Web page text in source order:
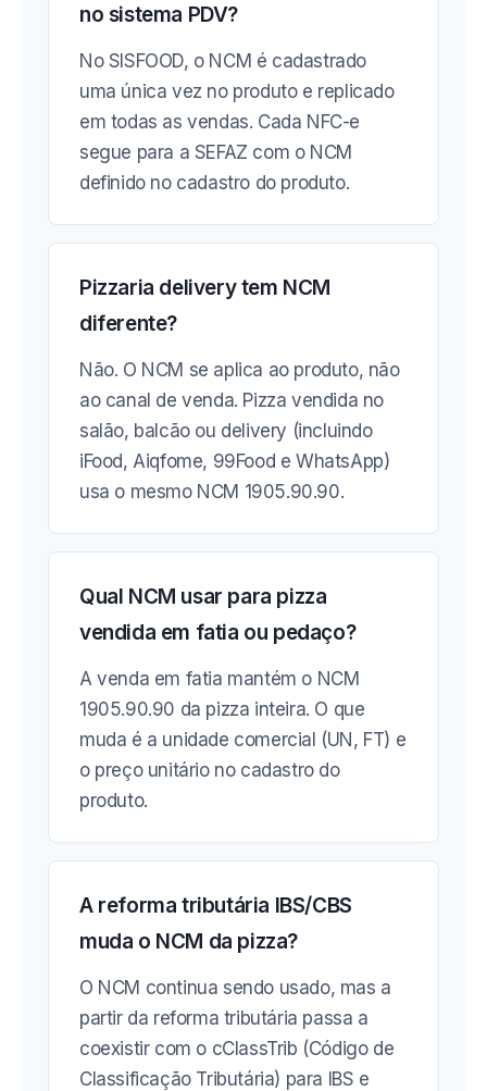
no sistema PDV?
No SISFOOD, o NCM é cadastrado
uma única vez no produto e replicado
em todas as vendas. Cada NFC-e
segue para a SEFAZ com o NCM
definido no cadastro do produto.
Pizzaria delivery tem NCM
diferente?
Não. O NCM se aplica ao produto, não
ao canal de venda. Pizza vendida no
salão, balcão ou delivery (incluindo
iFood, Aiqfome, 99Food e WhatsApp)
usa o mesmo NCM 1905.90.90.
Qual NCM usar para pizza
vendida em fatia ou pedaço?
A venda em fatia mantém o NCM
1905.90.90 da pizza inteira. O que
muda é a unidade comercial (UN, FT) e
o preço unitário no cadastro do
produto.
A reforma tributária IBS/CBS
muda o NCM da pizza?
O NCM continua sendo usado, mas a
partir da reforma tributária passa a
coexistir com o cClassTrib (Código de
Classificação Tributária) para IBS e